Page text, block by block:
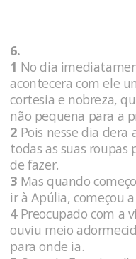
6.
1 No dia
acontecera com ele
cortesia e nobreza,
não pequena para a
2 Pois nesse dia
todas as suas roupas
de fazer.
3 Mas quando
ir à Apúlia, começou
4Preocupado com a
ouviu meio
para onde ia.